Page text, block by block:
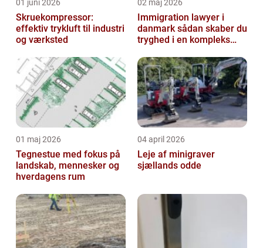
01 juni 2026
Skruekompressor:
effektiv trykluft til industri
og værksted
02 maj 2026
Immigration lawyer i
danmark sådan skaber du
tryghed i en kompleks
01 maj 2026
Tegnestue med fokus på
landskab, mennesker og
hverdagens rum
04 april 2026
Leje af minigraver
sjællands odde